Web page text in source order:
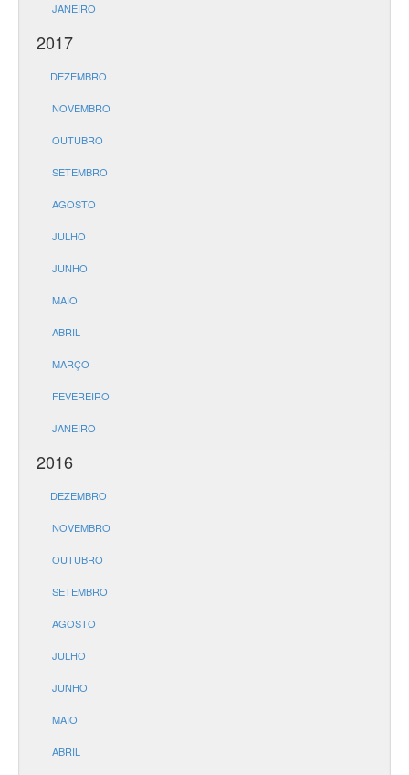
JANEIRO
2017
DEZEMBRO
NOVEMBRO
OUTUBRO
SETEMBRO
AGOSTO
JULHO
JUNHO
MAIO
ABRIL
MARÇO
FEVEREIRO
JANEIRO
2016
DEZEMBRO
NOVEMBRO
OUTUBRO
SETEMBRO
AGOSTO
JULHO
JUNHO
MAIO
ABRIL